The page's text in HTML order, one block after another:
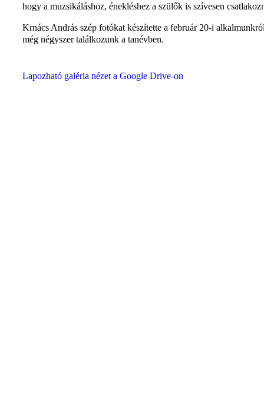
hogy a muzsikáláshoz, énekléshez a szülők is szívesen
Krnács András szép fotókat készítette a február 20-i
még négyszer találkozunk a tanévben.
Lapozható galéria nézet a Google Drive-on